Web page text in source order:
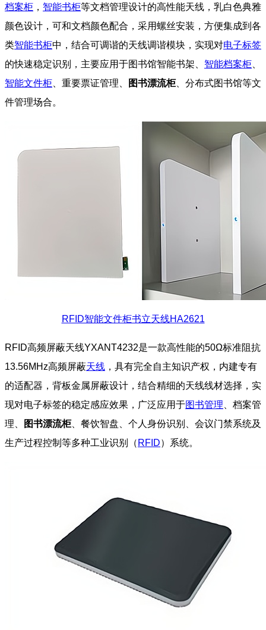
档案柜 ， 智能书柜等文档管理设计的高性能天线，乳白色典雅
颜色设计，可和文档颜色配合，采用螺丝安装，方便集成到各
类智能书柜中，结合可调谐的天线调谐模块，实现对电子标签
的快速稳定识别，主要应用于图书馆智能书架、 智能档案柜
智能文件柜 、重要票证管理、 图书漂流柜、分布式图书馆等文
件管理场合。
RFID智能文件柜书立天线HA2621
RFID高频屏蔽天线YXANT4232是一款高性能的50Ω标准阻抗
13.56MHz高频屏蔽天线 ，具有完全自主知识产权，内建专有
的适配器，背板金属屏蔽设计，结合精细的天线线材选择，实
现对电子标签的稳定感应效果，广泛应用于图书管理 、档案管
理、
图书漂流柜、餐饮智盘、个人身份识别、会议门禁系统及
生产过程控制等多种工业识别（ RFID）系统。